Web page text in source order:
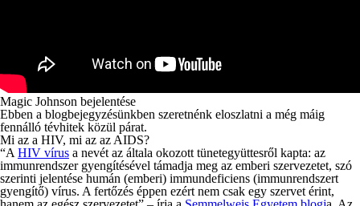
Magic Johnson bejelentése
Ebben a blogbejegyzésünkben szeretnénk eloszlatni a még máig
fennálló tévhitek közül párat.
Mi az a HIV, mi az az AIDS?
“A HIV vírus a nevét az általa okozott tünetegyüttesről kapta: az
immunrendszer gyengítésével támadja meg az emberi szervezetet, szó
szerinti jelentése humán (emberi) immundeficiens (immunrendszert
gyengítő) vírus. A fertőzés éppen ezért nem csak egy szervet érint,